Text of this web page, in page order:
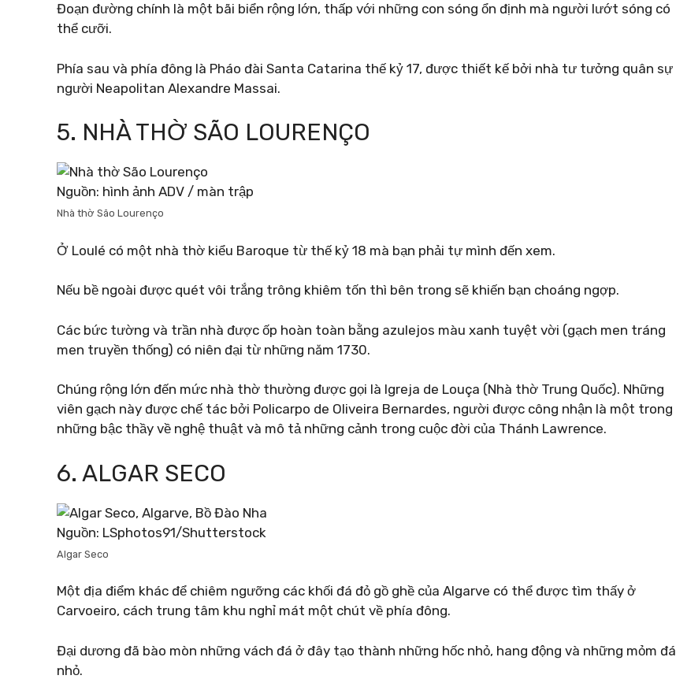
Đoạn đường chính là một bãi biển rộng lớn, thấp với những con sóng ổn định mà người lướt sóng có
thể cưỡi.
Phía sau và phía đông là Pháo đài Santa Catarina thế kỷ 17, được thiết kế bởi nhà tư tưởng quân sự
người Neapolitan Alexandre Massai.
5. NHÀ THỜ SÃO LOURENÇO
Nguồn: hình ảnh ADV / màn trập
Nhà thờ São Lourenço
Ở Loulé có một nhà thờ kiểu Baroque từ thế kỷ 18 mà bạn phải tự mình đến xem.
Nếu bề ngoài được quét vôi trắng trông khiêm tốn thì bên trong sẽ khiến bạn choáng ngợp.
Các bức tường và trần nhà được ốp hoàn toàn bằng azulejos màu xanh tuyệt vời (gạch men tráng
men truyền thống) có niên đại từ những năm 1730.
Chúng rộng lớn đến mức nhà thờ thường được gọi là Igreja de Louça (Nhà thờ Trung Quốc). Những
viên gạch này được chế tác bởi Policarpo de Oliveira Bernardes, người được công nhận là một trong
những bậc thầy về nghệ thuật và mô tả những cảnh trong cuộc đời của Thánh Lawrence.
6. ALGAR SECO
Nguồn: LSphotos91/Shutterstock
Algar Seco
Một địa điểm khác để chiêm ngưỡng các khối đá đỏ gồ ghề của Algarve có thể được tìm thấy ở
Carvoeiro, cách trung tâm khu nghỉ mát một chút về phía đông.
Đại dương đã bào mòn những vách đá ở đây tạo thành những hốc nhỏ, hang động và những mỏm đá
nhỏ.